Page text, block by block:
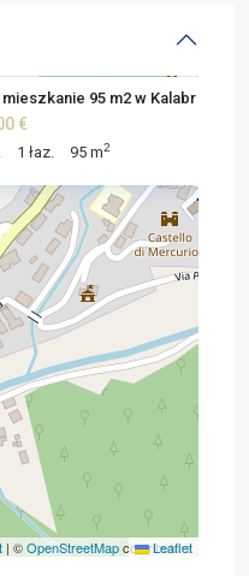
mieszkanie 95 m2 w Kalabr
€
1 łaz. 95 m2
| ©OpenStreetMapcontributors
Leaflet